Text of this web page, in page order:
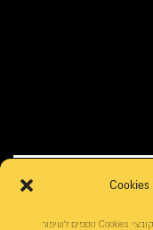
אנחנו משתמשים בקובצי Cookies חיוניים להפעלת האתר, ובקובצי Cookies נוספים לשיפור